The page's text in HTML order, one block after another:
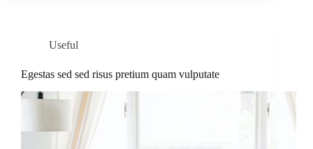
Useful
Egestas sed sed risus pretium quam vulputate